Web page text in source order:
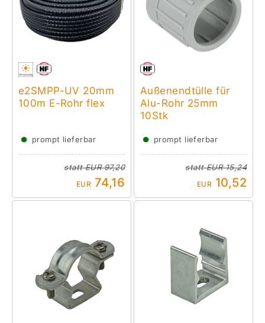
e2SMPP-UV 20mm
100m E-Rohr flex
● prompt lieferbar
stattEUR 97,20
EUR 74,16
Außenendtülle für
Alu-Rohr 25mm
10Stk
● prompt lieferbar
stattEUR 15,24
EUR 10,52